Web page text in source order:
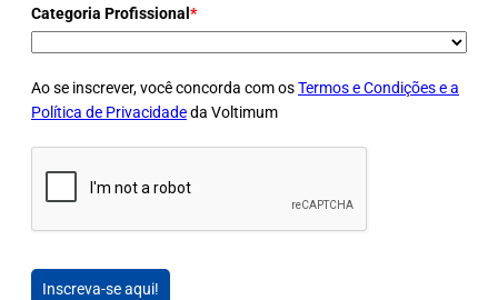
Categoria Profissional *
Ao se inscrever, você concorda com osTermos e Condições e a
Política de Privacidadeda Voltimum
Inscreva-se aqui!